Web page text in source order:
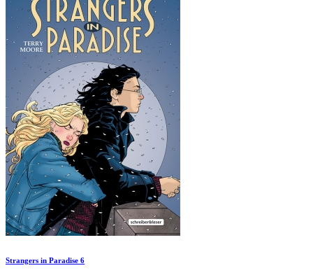
Strangers in Paradise 6